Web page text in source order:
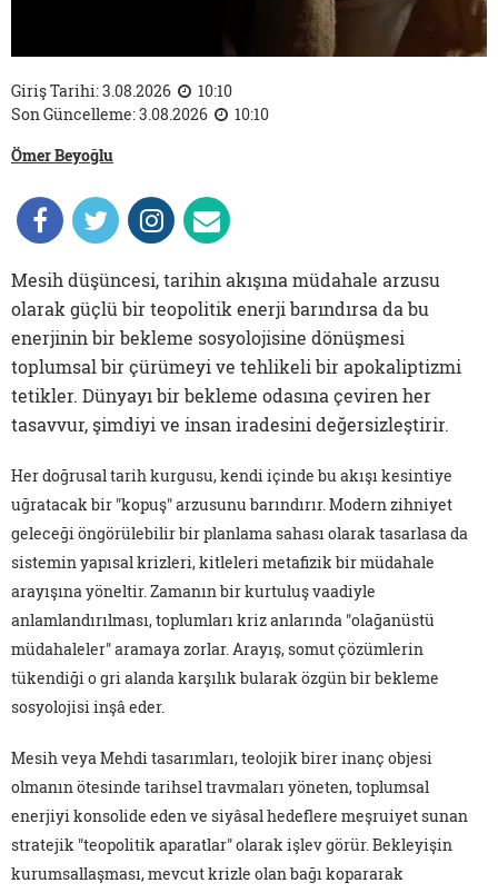
Giriş Tarihi: 3.08.2026
10:10
Son Güncelleme: 3.08.2026
10:10
Ömer Beyoğlu
Mesih düşüncesi, tarihin akışına müdahale arzusu
olarak güçlü bir teopolitik enerji barındırsa da bu
enerjinin bir bekleme sosyolojisine dönüşmesi
toplumsal bir çürümeyi ve tehlikeli bir apokaliptizmi
tetikler. Dünyayı bir bekleme odasına çeviren her
tasavvur, şimdiyi ve insan iradesini değersizleştirir.
Her doğrusal tarih kurgusu, kendi içinde bu akışı kesintiye
uğratacak bir "kopuş" arzusunu barındırır. Modern zihniyet
geleceği öngörülebilir bir planlama sahası olarak tasarlasa da
sistemin yapısal krizleri, kitleleri metafizik bir müdahale
arayışına yöneltir. Zamanın bir kurtuluş vaadiyle
anlamlandırılması, toplumları kriz anlarında "olağanüstü
müdahaleler" aramaya zorlar. Arayış, somut çözümlerin
tükendiği o gri alanda karşılık bularak özgün bir bekleme
sosyolojisi inşâ eder.
Mesih veya Mehdi tasarımları, teolojik birer inanç objesi
olmanın ötesinde tarihsel travmaları yöneten, toplumsal
enerjiyi konsolide eden ve siyâsal hedeflere meşruiyet sunan
stratejik "teopolitik aparatlar" olarak işlev görür. Bekleyişin
kurumsallaşması, mevcut krizle olan bağı kopararak